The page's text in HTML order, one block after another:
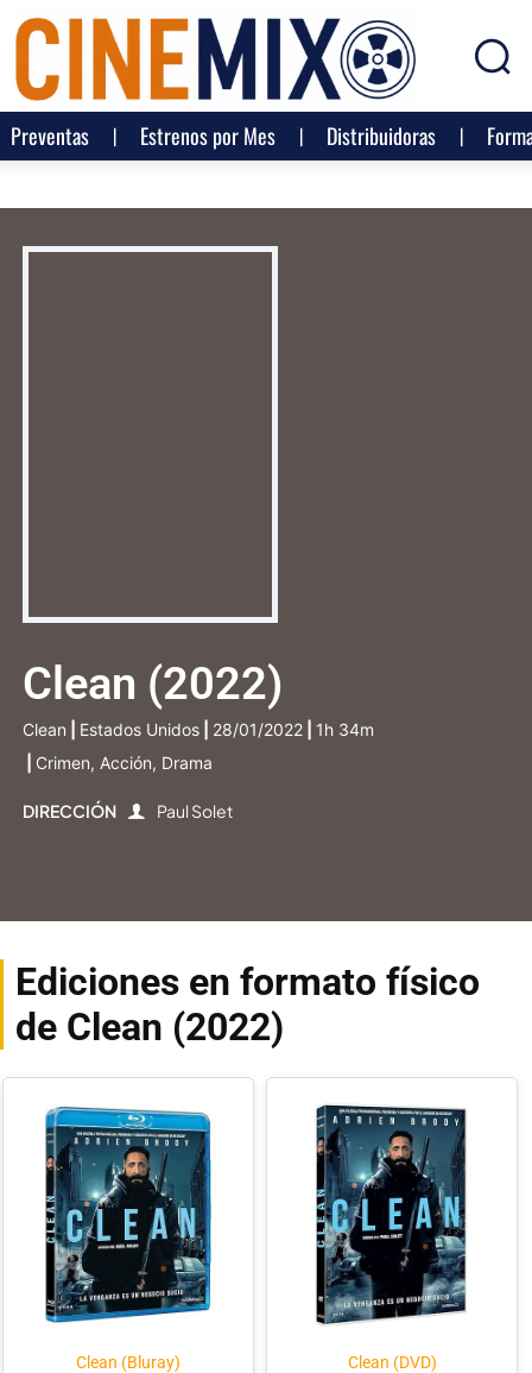
Preventas Estrenos por Mes Distribuidoras
Clean (2022)
Clean Estados Unidos 28/01/2022
1h 34m
Crimen, Acción, Drama
DIRECCIÓN Paul Solet
Ediciones en formato físico
de Clean (2022)
Clean (Bluray) Clean (DVD)